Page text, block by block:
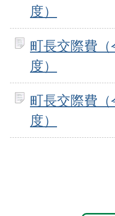
度）
町長交際費
度）
町長交際費
度）